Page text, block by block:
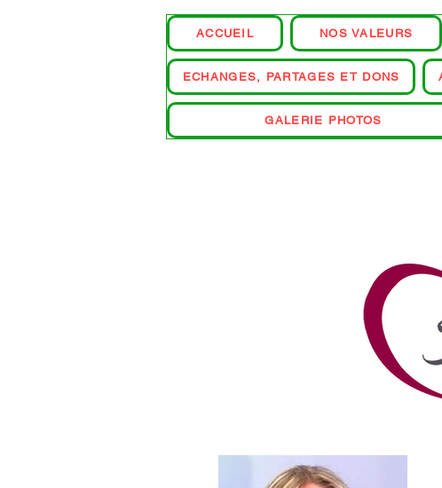
ACCUEIL NOS VALEURS
ECHANGES, PARTAGES ET DONS
GALERIE PHOTOS